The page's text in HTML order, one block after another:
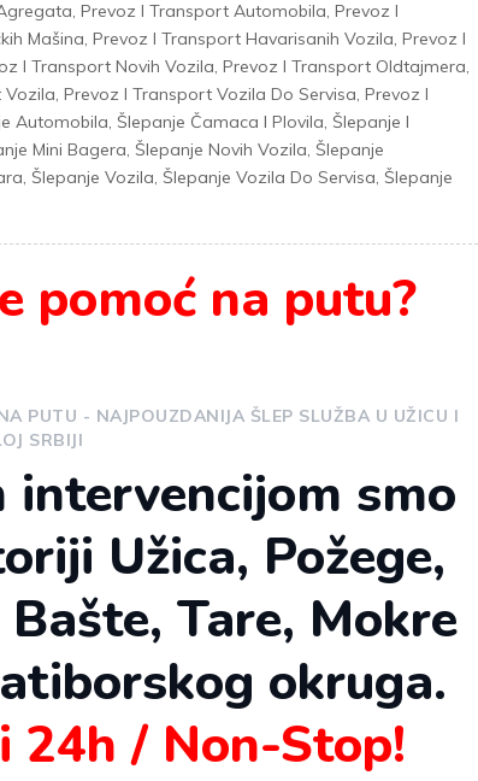
, Prevoz I Transport Automobila, Prevoz I
Mašina, Prevoz I Transport Havarisanih Vozila, Prevoz I
I Transport Novih Vozila, Prevoz I Transport Oldtajmera,
Vozila, Prevoz I Transport Vozila Do Servisa, Prevoz I
Automobila, Šlepanje Čamaca I Plovila, Šlepanje I
Mini Bagera, Šlepanje Novih Vozila, Šlepanje
, Šlepanje Vozila, Šlepanje Vozila Do Servisa, Šlepanje
pomoć na putu?
PUTU - NAJPOUZDANIJA ŠLEP SLUŽBA U UŽICU I
SRBIJI
smo
Užica, Požege,
Tare, Mokre
okruga.
24h / Non-Stop!